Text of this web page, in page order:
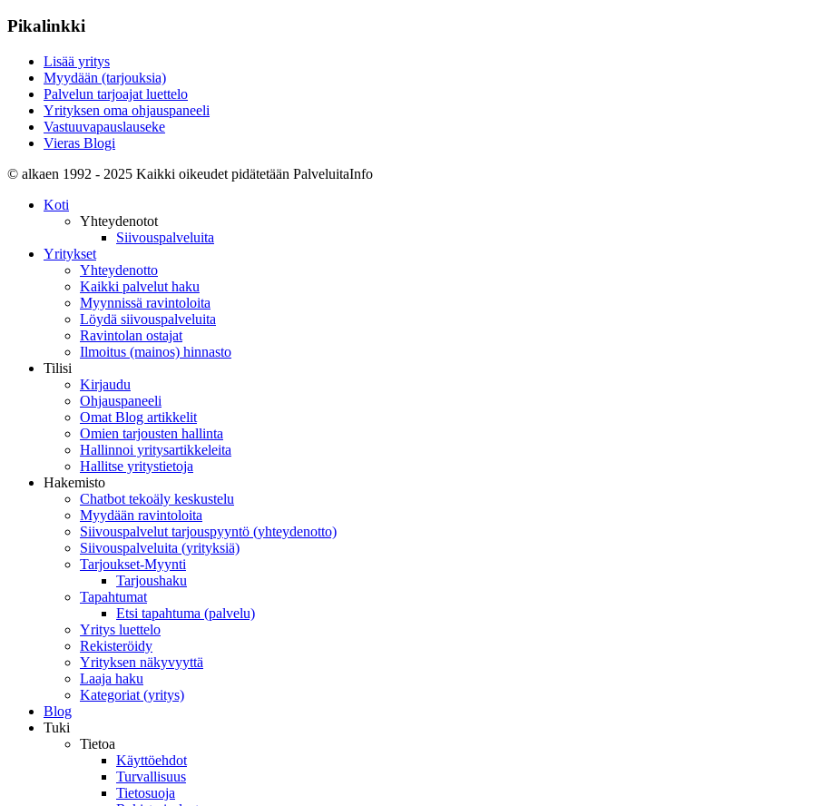
Pikalinkki
Lisää yritys
Myydään (tarjouksia)
Palvelun tarjoajat luettelo
Yrityksen oma ohjauspaneeli
Vastuuvapauslauseke
Vieras Blogi
© alkaen 1992 - 2025 Kaikki oikeudet pidätetään PalveluitaInfo
Koti
Yhteydenotot
Siivouspalveluita
Yritykset
Yhteydenotto
Kaikki palvelut haku
Myynnissä ravintoloita
Löydä siivouspalveluita
Ravintolan ostajat
Ilmoitus (mainos) hinnasto
Tilisi
Kirjaudu
Ohjauspaneeli
Omat Blog artikkelit
Omien tarjousten hallinta
Hallinnoi yritysartikkeleita
Hallitse yritystietoja
Hakemisto
Chatbot tekoäly keskustelu
Myydään ravintoloita
Siivouspalvelut tarjouspyyntö (yhteydenotto)
Siivouspalveluita (yrityksiä)
Tarjoukset-Myynti
Tarjoushaku
Tapahtumat
Etsi tapahtuma (palvelu)
Yritys luettelo
Rekisteröidy
Yrityksen näkyvyyttä
Laaja haku
Kategoriat (yritys)
Blog
Tuki
Tietoa
Käyttöehdot
Turvallisuus
Tietosuoja